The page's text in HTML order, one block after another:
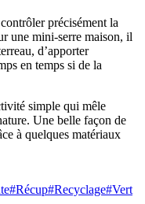
précisément la
une mini-serre maison, il
d’apporter
en temps si de la
simple qui mêle
Une belle façon de
à quelques matériaux
#Récup#Recyclage#Vert